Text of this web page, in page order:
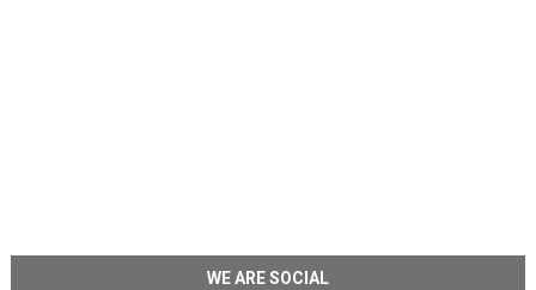
WE ARE SOCIAL